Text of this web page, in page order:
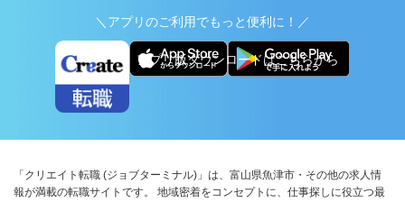
＼アプリのご利用でもっと便利に！／
アプリ版ダウンロードはこちらから
「クリエイト転職 (ジョブターミナル)」は、富山県魚津市・その他の求人情
報が満載の転職サイトです。 地域密着をコンセプトに、仕事探しに役立つ最